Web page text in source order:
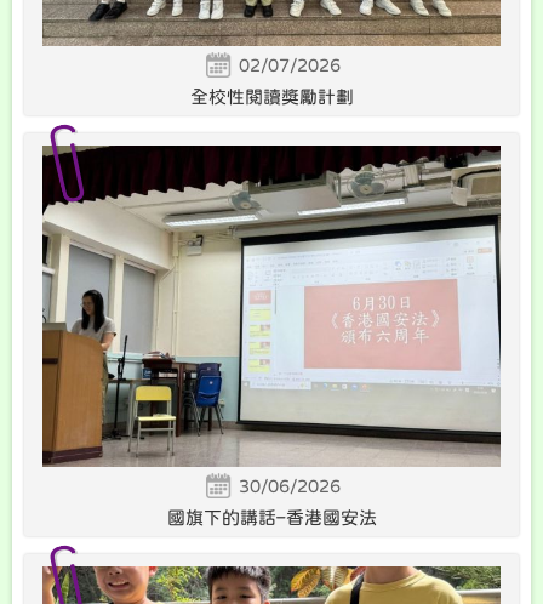
02/07/2026
全校性閱讀獎勵計劃
30/06/2026
國旗下的講話–香港國安法